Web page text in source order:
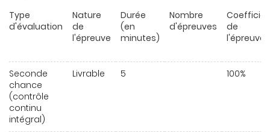
Type
d'évaluation
Nature
de
l'épreuve
Durée
(en
minutes)
Nombre
d'épreuves
de
l'épreuve
Seconde
chance
(contrôle
continu
intégral)
Livrable 5 100%